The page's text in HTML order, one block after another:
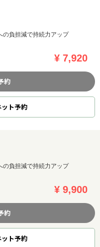
の負担減で持続力アップ
¥ 7,920
約
ト予約
の負担減で持続力アップ
¥ 9,900
約
ト予約